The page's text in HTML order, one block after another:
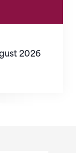
2026